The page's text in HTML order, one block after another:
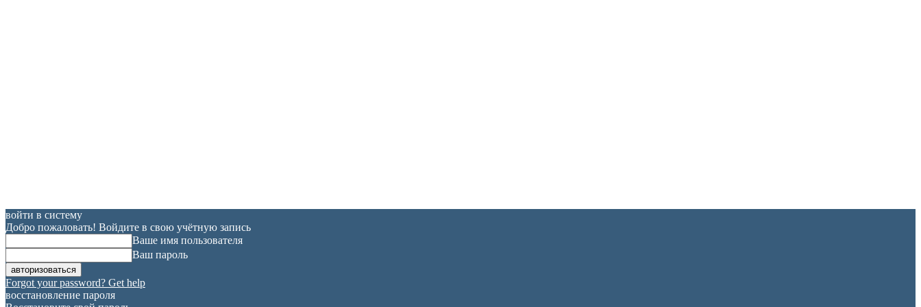
войти в систему
Добро пожаловать! Войдите в свою учётную запись
Ваше имя пользователя
Ваш пароль
Forgot your password? Get help
восстановление пароля